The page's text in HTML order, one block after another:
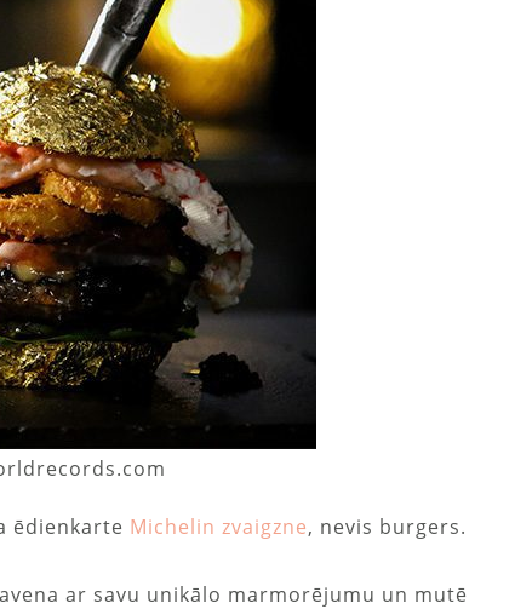
ēdienkarte Michelin zvaigzne, nevis burgers.
ar savu unikālo marmorējumu un mutē